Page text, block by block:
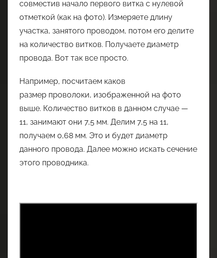
совместив начало первого витка с нулевой
отметкой (как на фото). Измеряете длину
участка, занятого проводом, потом его делите
на количество витков. Получаете диаметр
провода. Вот так все просто.
Например, посчитаем каков
размер проволоки, изображенной на фото
выше. Количество витков в данном случае —
11, занимают они 7,5 мм. Делим 7,5 на 11,
получаем 0,68 мм. Это и будет диаметр
данного провода. Далее можно искать сечение
этого проводника.